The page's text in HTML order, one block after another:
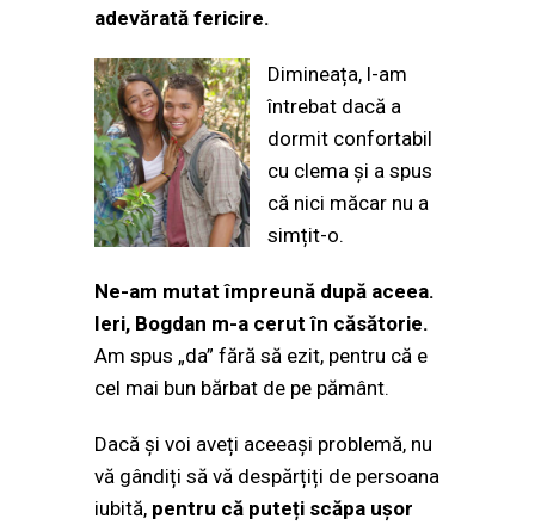
adevărată fericire.
Dimineața, l-am
întrebat dacă a
dormit confortabil
cu clema și a spus
că nici măcar nu a
simțit-o.
Ne-am mutat împreună după aceea.
Ieri, Bogdan m-a cerut în căsătorie.
Am spus „da” fără să ezit, pentru că e
cel mai bun bărbat de pe pământ.
Dacă și voi aveți aceeași problemă, nu
vă gândiți să vă despărțiți de persoana
iubită, pentru că puteți scăpa ușor